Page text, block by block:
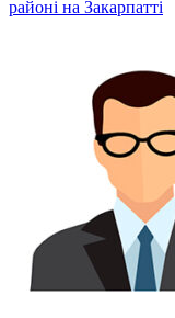
районі на Закарпатті